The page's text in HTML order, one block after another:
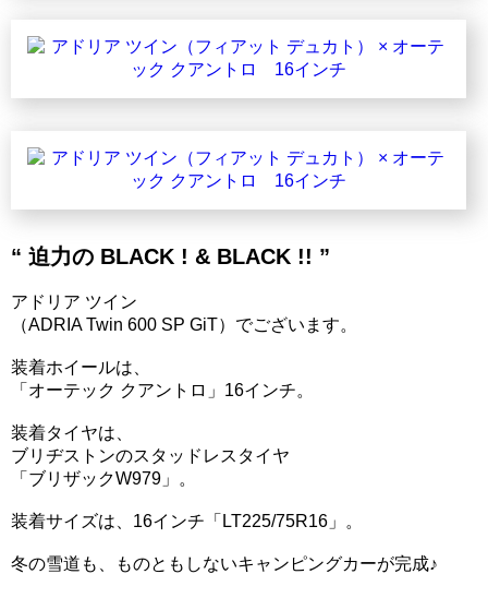
“ 迫力の BLACK ! & BLACK !! ”
アドリア ツイン
（ADRIA Twin 600 SP GiT）でございます。
装着ホイールは、
「オーテック クアントロ」16インチ。
装着タイヤは、
ブリヂストンのスタッドレスタイヤ
「ブリザックW979」。
装着サイズは、16インチ「LT225/75R16」。
冬の雪道も、ものともしないキャンピングカーが完成♪